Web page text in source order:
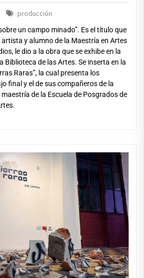
producción
un campo minado”. Es el título que
y alumno de la Maestría en Artes
le dio a la obra que se exhibe en la
Biblioteca de las Artes. Se inserta en la
Raras”, la cual presenta los
final y el de sus compañeros de la
de la Escuela de Posgrados de